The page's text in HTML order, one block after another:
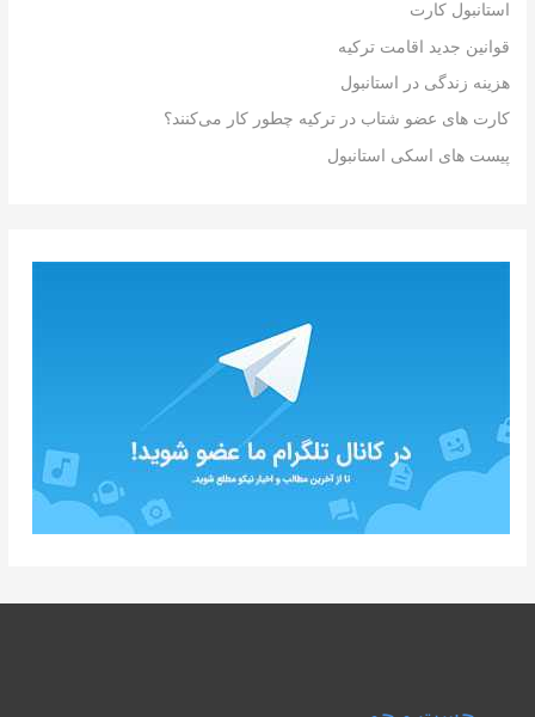
استانبول کارت
قوانین جدید اقامت ترکیه
هزینه زندگی در استانبول
کارت های عضو شتاب در ترکیه چطور کار می‌کنند؟
پیست های اسکی استانبول